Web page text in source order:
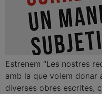
Estrenem “Les nostres
amb la que volem donar
diverses obres escrites,